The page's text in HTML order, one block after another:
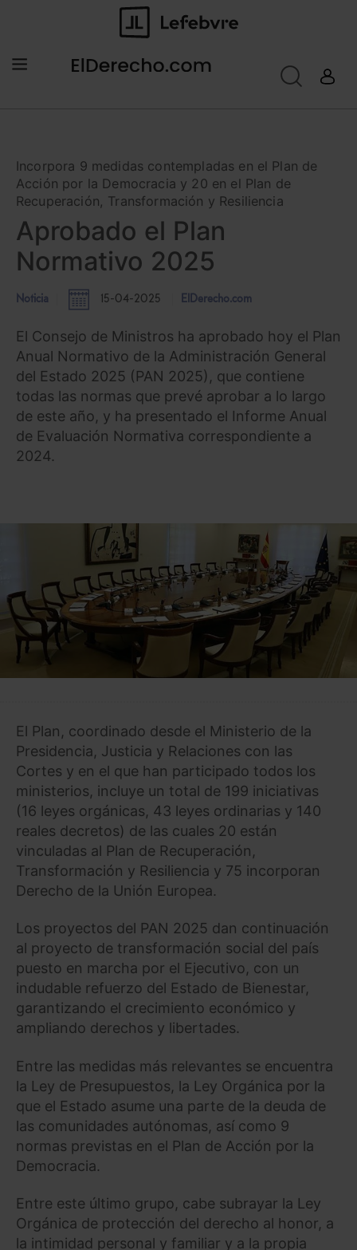
Incorpora 9 medidas contempladas en el Plan de
Acción por la Democracia y 20 en el Plan de
Recuperación, Transformación y Resiliencia
Aprobado el Plan
Normativo 2025
Noticia 15-04-2025 ElDerecho.com
El Consejo de Ministros ha aprobado hoy el Plan
Anual Normativo de la Administración General
del Estado 2025 (PAN 2025), que contiene
todas las normas que prevé aprobar a lo largo
de este año, y ha presentado el Informe Anual
de Evaluación Normativa correspondiente a
2024.
El Plan, coordinado desde el Ministerio de la
Presidencia, Justicia y Relaciones con las
Cortes y en el que han participado todos los
ministerios, incluye un total de 199 iniciativas
(16 leyes orgánicas, 43 leyes ordinarias y 140
reales decretos) de las cuales 20 están
vinculadas al Plan de Recuperación,
Transformación y Resiliencia y 75 incorporan
Derecho de la Unión Europea.
Los proyectos del PAN 2025 dan continuación
al proyecto de transformación social del país
puesto en marcha por el Ejecutivo, con un
indudable refuerzo del Estado de Bienestar,
garantizando el crecimiento económico y
ampliando derechos y libertades.
Entre las medidas más relevantes se encuentra
la Ley de Presupuestos, la Ley Orgánica por la
que el Estado asume una parte de la deuda de
las comunidades autónomas, así como 9
normas previstas en el Plan de Acción por la
Democracia.
Entre este último grupo, cabe subrayar la Ley
Orgánica de protección del derecho al honor, a
la intimidad personal y familiar y a la propia